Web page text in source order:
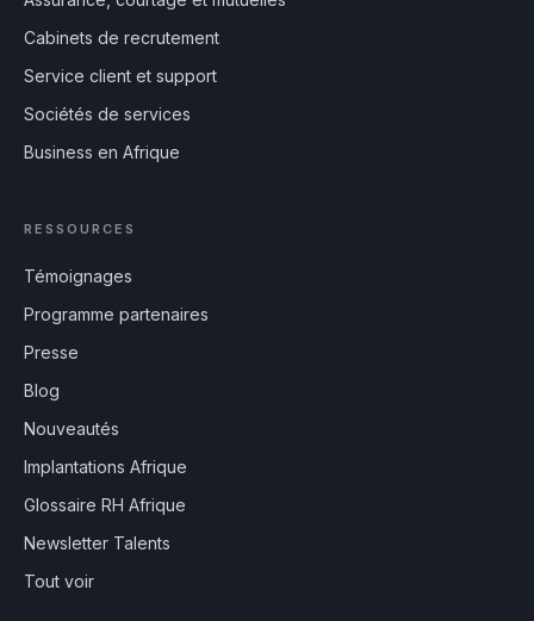
Cabinets de recrutement
Service client et support
Sociétés de services
Business en Afrique
RESSOURCES
Témoignages
Programme partenaires
Presse
Blog
Nouveautés
Implantations Afrique
Glossaire RH Afrique
Newsletter Talents
Tout voir